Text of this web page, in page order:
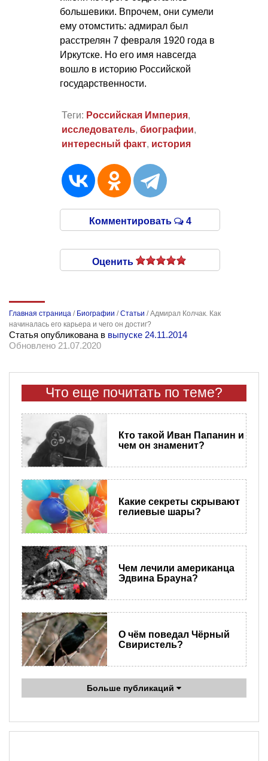
большевики. Впрочем, они сумели
ему отомстить: адмирал был
расстрелян 7 февраля 1920 года в
Иркутске. Но его имя навсегда
вошло в историю Российской
государственности.
Теги: Российская Империя,
исследователь, биографии,
интересный факт, история
Комментировать 4
Оценить
Главная страница / Биографии /Статьи /Адмирал Колчак. Как
начиналась его карьера и чего он достиг?
Статья опубликована в выпуске 24.11.2014
Обновлено 21.07.2020
Что еще почитать по теме?
Кто такой Иван Папанин и
чем он знаменит?
Какие секреты скрывают
гелиевые шары?
Чем лечили американца
Эдвина Брауна?
О чём поведал Чёрный
Свиристель?
Больше публикаций